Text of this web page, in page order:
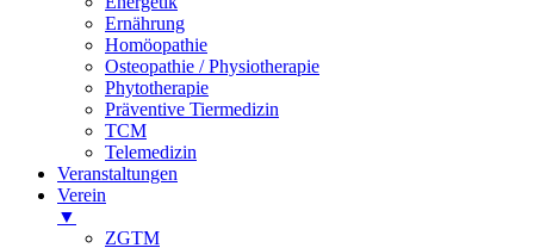
Ernährung
Homöopathie
Osteopathie / Physiotherapie
Phytotherapie
Präventive Tiermedizin
TCM
Telemedizin
Veranstaltungen
Verein
▼
ZGTM